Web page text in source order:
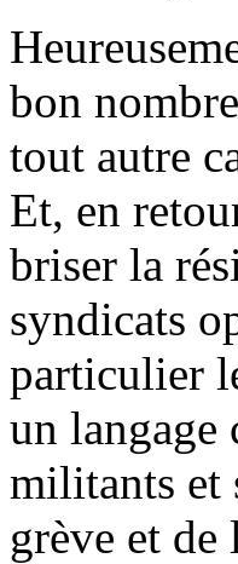
bon
tout autre
Et, en
briser la
syndicats
particulier
un langage
militants et
grève et de